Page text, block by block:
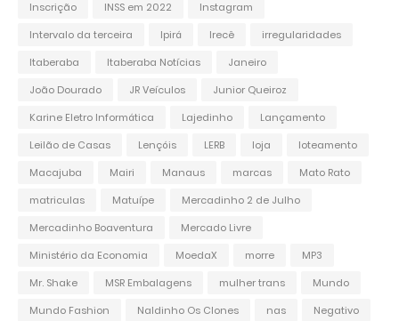
Inscrição
INSS em 2022
Instagram
Intervalo da terceira
Ipirá Irecê
irregularidades
Itaberaba
Itaberaba Notícias
Janeiro
João Dourado
JR Veículos
Junior Queiroz
Karine Eletro Informática
Lajedinho
Lançamento
Leilão de Casas
Lençóis LERB loja
loteamento
Macajuba
Mairi Manaus marcas
Mato Rato
matriculas
Matuípe
Mercadinho 2 de Julho
Mercadinho Boaventura
Mercado Livre
Ministério da Economia
MoedaX morre
MP3
Mr. Shake
MSR Embalagens mulher trans
Mundo
Mundo Fashion
Naldinho Os Clones nas
Negativo